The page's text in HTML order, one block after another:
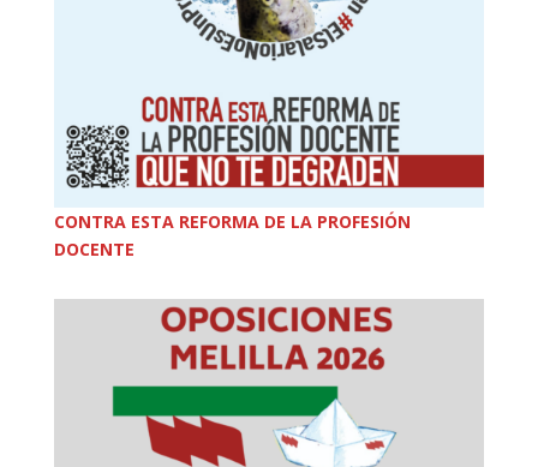
CONTRA ESTA REFORMA DE LA PROFESIÓN
DOCENTE